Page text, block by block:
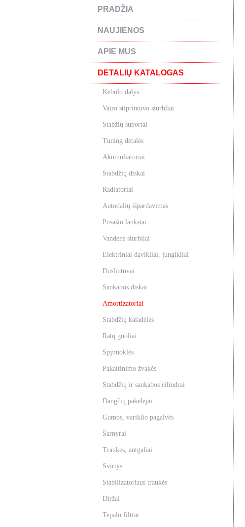
PRADŽIA
NAUJIENOS
APIE MUS
DETALIŲ KATALOGAS
Kėbulo dalys
Vairo stiprintuvo siurbliai
Stabžių suportai
Tuning detalės
Akumuliatoriai
Stabdžių diskai
Radiatoriai
Autodalių išpardavimas
Pusašio lankstai
Vandens siurbliai
Elektriniai davikliai, jungikliai
Duslintuvai
Sankabos diskai
Amortizatoriai
Stabdžių kaladėlės
Ratų guoliai
Spyruoklės
Pakaitinimo žvakės
Stabdžių ir sankabos cilindrai
Dangčių pakėlėjai
Gumos, variklio pagalvės
Šarnyrai
Traukės, antgaliai
Svirtys
Stabilizatoriaus traukės
Diržai
Tepalo filtrai